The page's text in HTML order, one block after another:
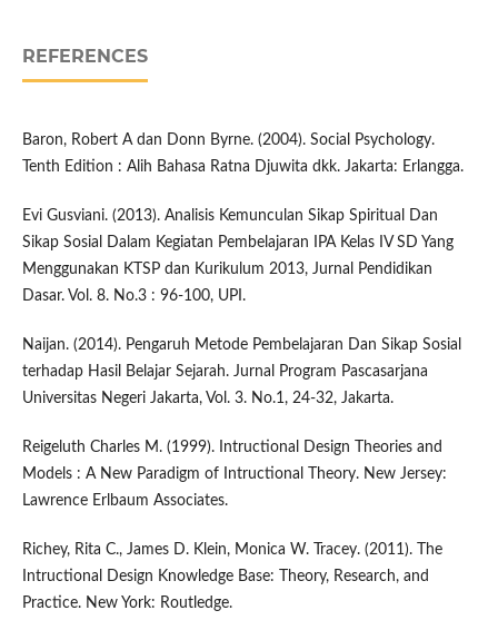
REFERENCES
Baron, Robert A dan Donn Byrne. (2004). Social Psychology.
Tenth Edition : Alih Bahasa Ratna Djuwita dkk. Jakarta: Erlangga.
Evi Gusviani. (2013). Analisis Kemunculan Sikap Spiritual Dan
Sikap Sosial Dalam Kegiatan Pembelajaran IPA Kelas IV SD Yang
Menggunakan KTSP dan Kurikulum 2013, Jurnal Pendidikan
Dasar. Vol. 8. No.3 : 96-100, UPI.
Naijan. (2014). Pengaruh Metode Pembelajaran Dan Sikap Sosial
terhadap Hasil Belajar Sejarah. Jurnal Program Pascasarjana
Universitas Negeri Jakarta, Vol. 3. No.1, 24-32, Jakarta.
Reigeluth Charles M. (1999). Intructional Design Theories and
Models : A New Paradigm of Intructional Theory. New Jersey:
Lawrence Erlbaum Associates.
Richey, Rita C., James D. Klein, Monica W. Tracey. (2011). The
Intructional Design Knowledge Base: Theory, Research, and
Practice. New York: Routledge.